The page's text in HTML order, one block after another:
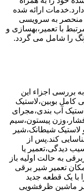
ارائه شده
منحصر به سرویسی
با تعمیر،بهسازی و
را شامل می گردد.
بررسی اجزاء این
بوبین،لاستیک
آب بندی،مجرای
پیستون،سیم
لاستیک شیطانک،شیر
کند.پس از
دیدگی،تعمیر یا
به حالت اولیه باز
تعمیر شیر برقی
با یک قطعه جدید
ماشین ظرفشویی